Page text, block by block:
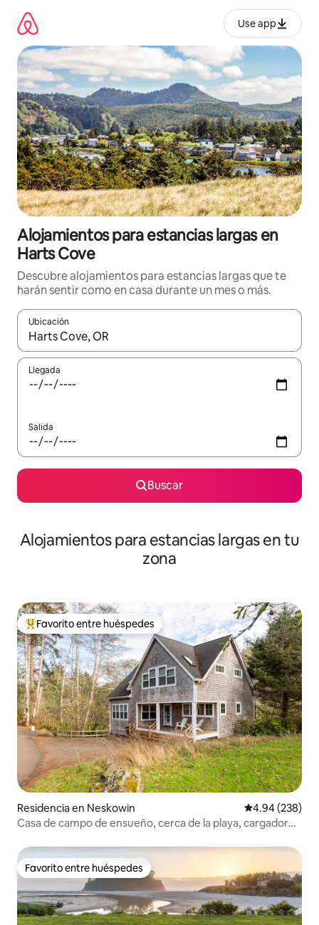
contenido
Use app
Alojamientos para estancias largas en
Harts Cove
Descubre alojamientos para estancias largas que te
harán sentir como en casa durante un mes o más.
Ubicación
Cuando los resultados estén disponibles, podrás navegar
Llegada
Salida
Buscar
Alojamientos para estancias largas en tu
zona
De los mejores en Favorito entre huéspedes
Favorito entre huéspedes
Residencia en Neskowin Calificación
4.94 (238)
Casa de campo de ensueño, cerca de la playa, cargador
Favorito entre huéspedes
Favorito entre huéspedes